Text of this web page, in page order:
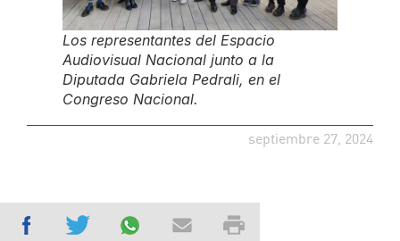
Los representantes del Espacio
Audiovisual Nacional junto a la
Diputada Gabriela Pedrali, en el
Congreso Nacional.
septiembre 27, 2024